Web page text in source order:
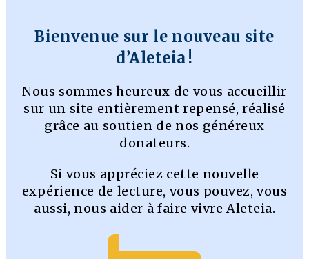
Bienvenue sur le nouveau site
d’Aleteia !
Nous sommes heureux de vous accueillir
sur un site entièrement repensé, réalisé
grâce au soutien de nos généreux
donateurs.
Si vous appréciez cette nouvelle
expérience de lecture, vous pouvez, vous
aussi, nous aider à faire vivre Aleteia.